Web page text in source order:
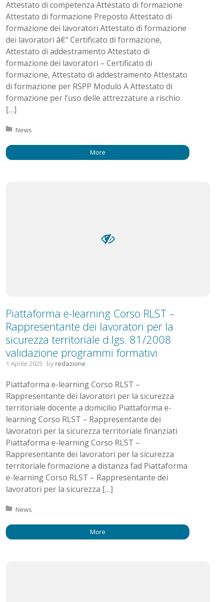
Attestato di competenza Attestato di formazione
Attestato di formazione Preposto Attestato di
formazione dei lavoratori Attestato di formazione
dei lavoratori â€“ Certificato di formazione,
Attestato di addestramento Attestato di
formazione dei lavoratori – Certificato di
formazione, Attestato di addestramento Attestato
di formazione per RSPP Modulo A Attestato di
formazione per l’uso delle attrezzature a rischio
[…]
Posted in:
News
More
Piattaforma e-learning Corso RLST –
Rappresentante dei lavoratori per la
sicurezza territoriale d.lgs. 81/2008
validazione programmi formativi
1 Aprile 2025 by redazione
Piattaforma e-learning Corso RLST –
Rappresentante dei lavoratori per la sicurezza
territoriale docente a domicilio Piattaforma e-
learning Corso RLST – Rappresentante dei
lavoratori per la sicurezza territoriale finanziati
Piattaforma e-learning Corso RLST –
Rappresentante dei lavoratori per la sicurezza
territoriale formazione a distanza fad Piattaforma
e-learning Corso RLST – Rappresentante dei
lavoratori per la sicurezza […]
Posted in:
News
More